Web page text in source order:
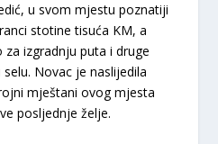
u svom mjestu poznatiji
stotine tisuća KM, a
izgradnju puta i druge
Novac je naslijedila
mještani ovog mjesta
posljednje želje.